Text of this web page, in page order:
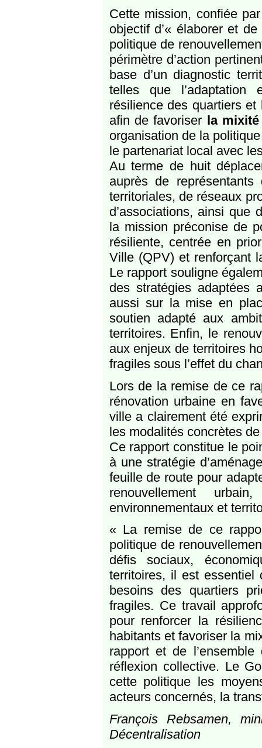
Cette mission, confiée
objectif d’« élaborer et
politique de
périmètre d’action
base d’un diagnostic
telles que l’adaptation
résilience des quartiers
afin de favoriser la
organisation de la
le partenariat local avec
Au terme de huit
auprès de
territoriales, de réseaux
d’associations, ainsi que
la mission préconise de
résiliente, centrée en
Ville (QPV) et renforçant
Le rapport souligne
des stratégies adaptées
aussi sur la mise en
soutien adapté aux
territoires. Enfin, le
aux enjeux de territoires
fragiles sous l’effet du
Lors de la remise de ce
rénovation urbaine en
ville a clairement été
les modalités concrètes
Ce rapport constitue le
à une stratégie
feuille de route pour
renouvellement
environnementaux et
« La remise de ce
politique de
défis sociaux,
territoires, il est essentiel
besoins des quartiers
fragiles. Ce travail
pour renforcer la
habitants et favoriser la
rapport et de
réflexion collective. Le
cette politique les
acteurs concernés, la
François Rebsamen,
Décentralisation